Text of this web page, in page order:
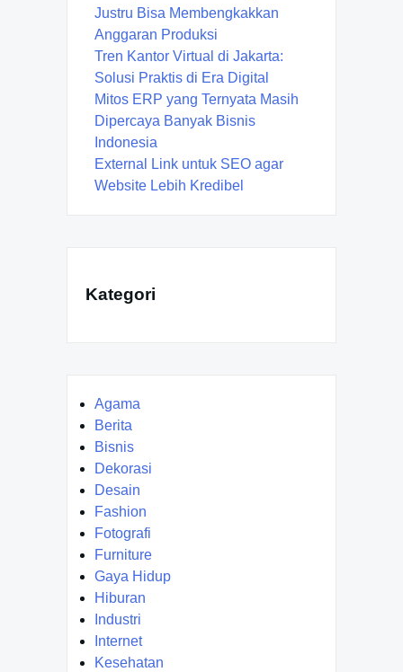
Justru Bisa Membengkakkan
Anggaran Produksi
Tren Kantor Virtual di Jakarta:
Solusi Praktis di Era Digital
Mitos ERP yang Ternyata Masih
Dipercaya Banyak Bisnis
Indonesia
External Link untuk SEO agar
Website Lebih Kredibel
Kategori
Agama
Berita
Bisnis
Dekorasi
Desain
Fashion
Fotografi
Furniture
Gaya Hidup
Hiburan
Industri
Internet
Kesehatan